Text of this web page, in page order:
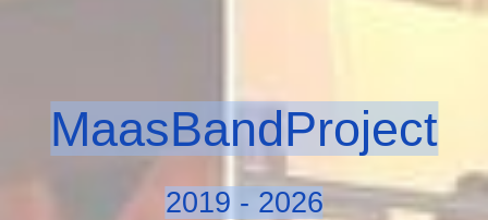
MaasBandProject
2019 - 2026